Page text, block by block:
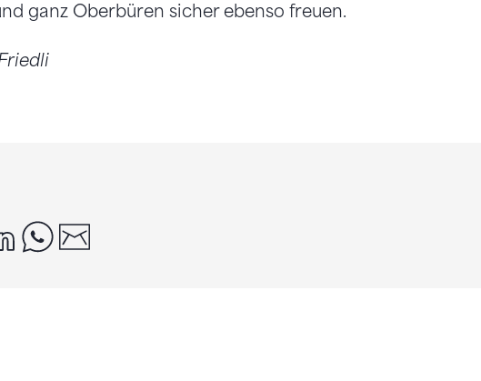
ganz Oberbüren sicher ebenso freuen.
linkedinwhatsapp